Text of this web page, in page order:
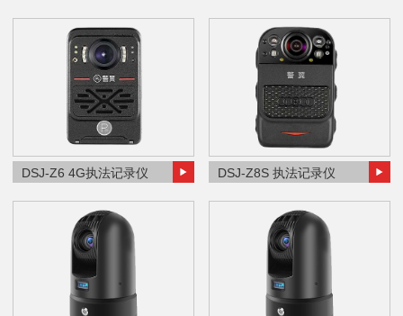
DSJ-Z6 4G执法记录仪 DSJ-Z8S 执法记录仪